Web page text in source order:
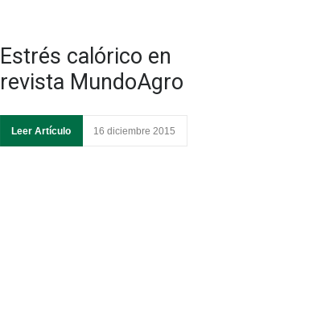
Estrés calórico en
revista MundoAgro
Leer Artículo 16 diciembre 2015